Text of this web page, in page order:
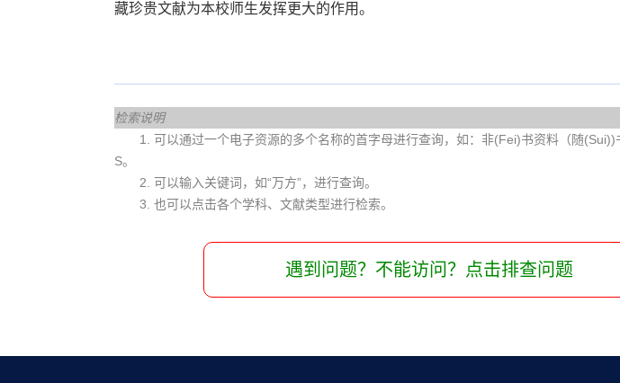
藏珍贵文献为本校师生发挥更大的作用。
检索说明
1. 可以通过一个电子资源的多个名称的首字母进行查询，如：非(Fei)书资料（随
S。
2. 可以输入关键词，如“万方”，进行查询。
3. 也可以点击各个学科、文献类型进行检索。
遇到问题？不能访问？点击排查问题